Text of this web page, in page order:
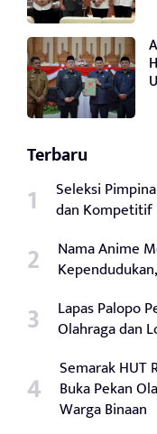
Terbaru
Seleksi
dan Kompetitif
Nama Anime
Lapas Palopo
Olahraga dan
Semarak HUT
Buka Pekan
Warga Binaan